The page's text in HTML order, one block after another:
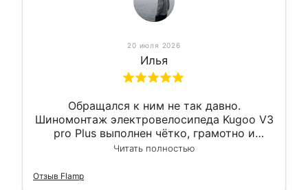
20 июля 2026
Илья
Обращался к ним не так давно.
Шиномонтаж электровелосипеда Kugoo V3
pro Plus выполнен чётко, грамотно и
квалифицированно. Всё сделано
Читать полностью
Отзыв Flamp